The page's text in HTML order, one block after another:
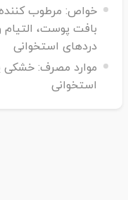
خواص: مرطوب کننده
بافت پوست، التیام
دردهای استخوانی
موارد مصرف: خشکی
استخوانی